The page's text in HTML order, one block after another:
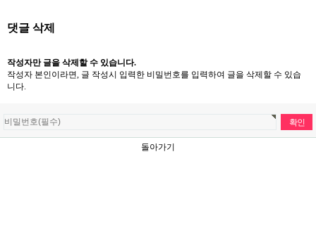
댓글 삭제
작성자만 글을 삭제할 수 있습니다.
작성자 본인이라면, 글 작성시 입력한 비밀번호를 입력하여 글을 삭제할 수 있습
니다.
돌아가기